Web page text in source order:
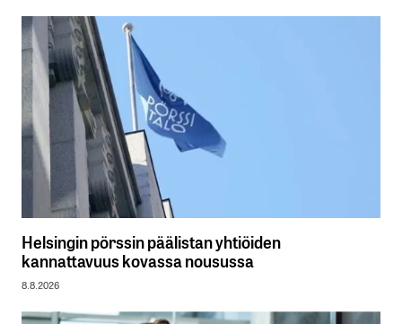
Helsingin pörssin päälistan yhtiöiden
kannattavuus kovassa nousussa
8.8.2026